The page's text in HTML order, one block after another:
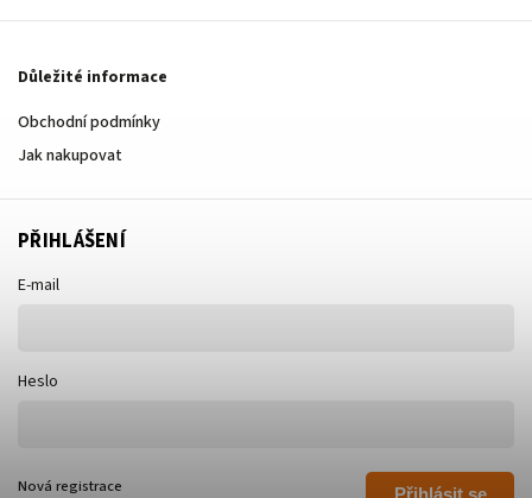
Důležité informace
Obchodní podmínky
Jak nakupovat
PŘIHLÁŠENÍ
E-mail
Heslo
Nová registrace